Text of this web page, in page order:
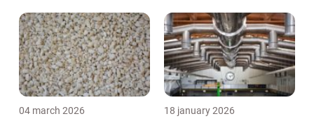
04 march 2026 18 january 2026